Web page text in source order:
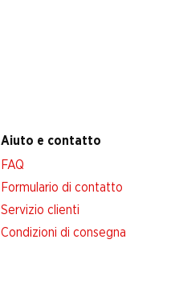
Aiuto e contatto
FAQ
Formulario di contatto
Servizio clienti
Condizioni di consegna